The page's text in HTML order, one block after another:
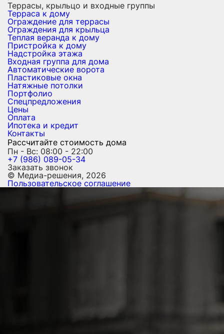
Террасы, крыльцо и входные группы
Терраса к дому
Ограждение для террасы
Ограждения для крыльца
Теплая веранда к дому
Пристройка к дому
Надстройка этажа
Входная группа для дома
Автоматические ворота
Пластиковые окна
Натяжные потолки
Портфолио
Спецпредложения
Цены
Оплата
Ипотека и кредит
Контакты
Рассчитайте стоимость дома
Пн - Вс: 08:00 - 22:00
+7 (986) 089-05-34
Заказать звонок
© Медиа-решения, 2026
Пользовательское соглашение